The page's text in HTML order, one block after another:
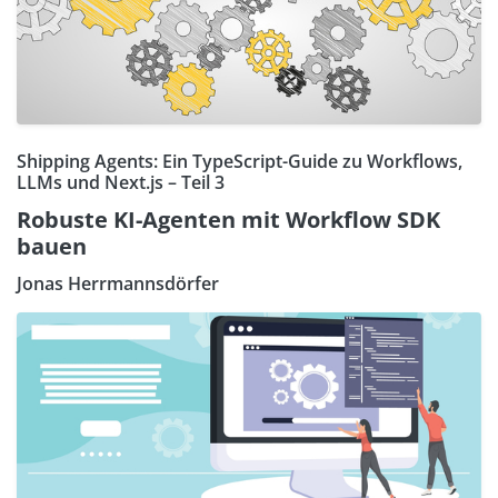
Shipping Agents: Ein TypeScript-Guide zu Workflows,
LLMs und Next.js – Teil 3
Robuste KI-Agenten mit Workflow SDK
bauen
Jonas Herrmannsdörfer